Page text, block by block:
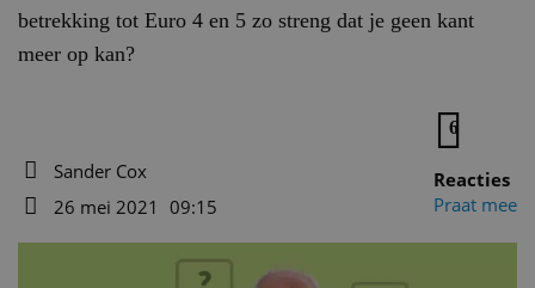
betrekking tot Euro 4 en 5 zo streng dat je geen kant
meer op kan?
Auteur
Sander Cox
26 mei 2021 09:15
6
Reacties
Praat mee